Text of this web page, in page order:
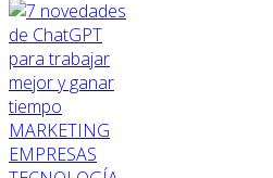
MARKETING
EMPRESAS